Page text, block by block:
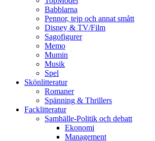
Babblarna
Pennor, tejp och annat smått
Disney & TV/Film
Sagofigurer
Memo
Mumin
Musik
Spel
Skönlitteratur
Romaner
Spänning & Thrillers
Facklitteratur
Samhälle-Politik och debatt
Ekonomi
Management